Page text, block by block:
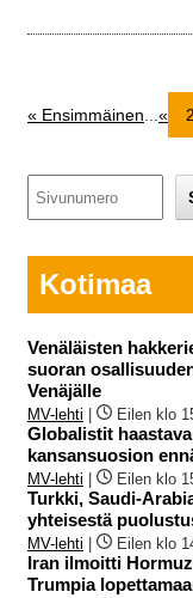
« Ensimmäinen...« 2
Kotimaa
Venäläisten
suoran
Venäjälle
MV-lehti Eilen klo
Globalistit
kansansuosion
MV-lehti Eilen klo
Turkki, Saudi-
yhteisestä
MV-lehti Eilen klo
Iran ilmoitti
Trumpia